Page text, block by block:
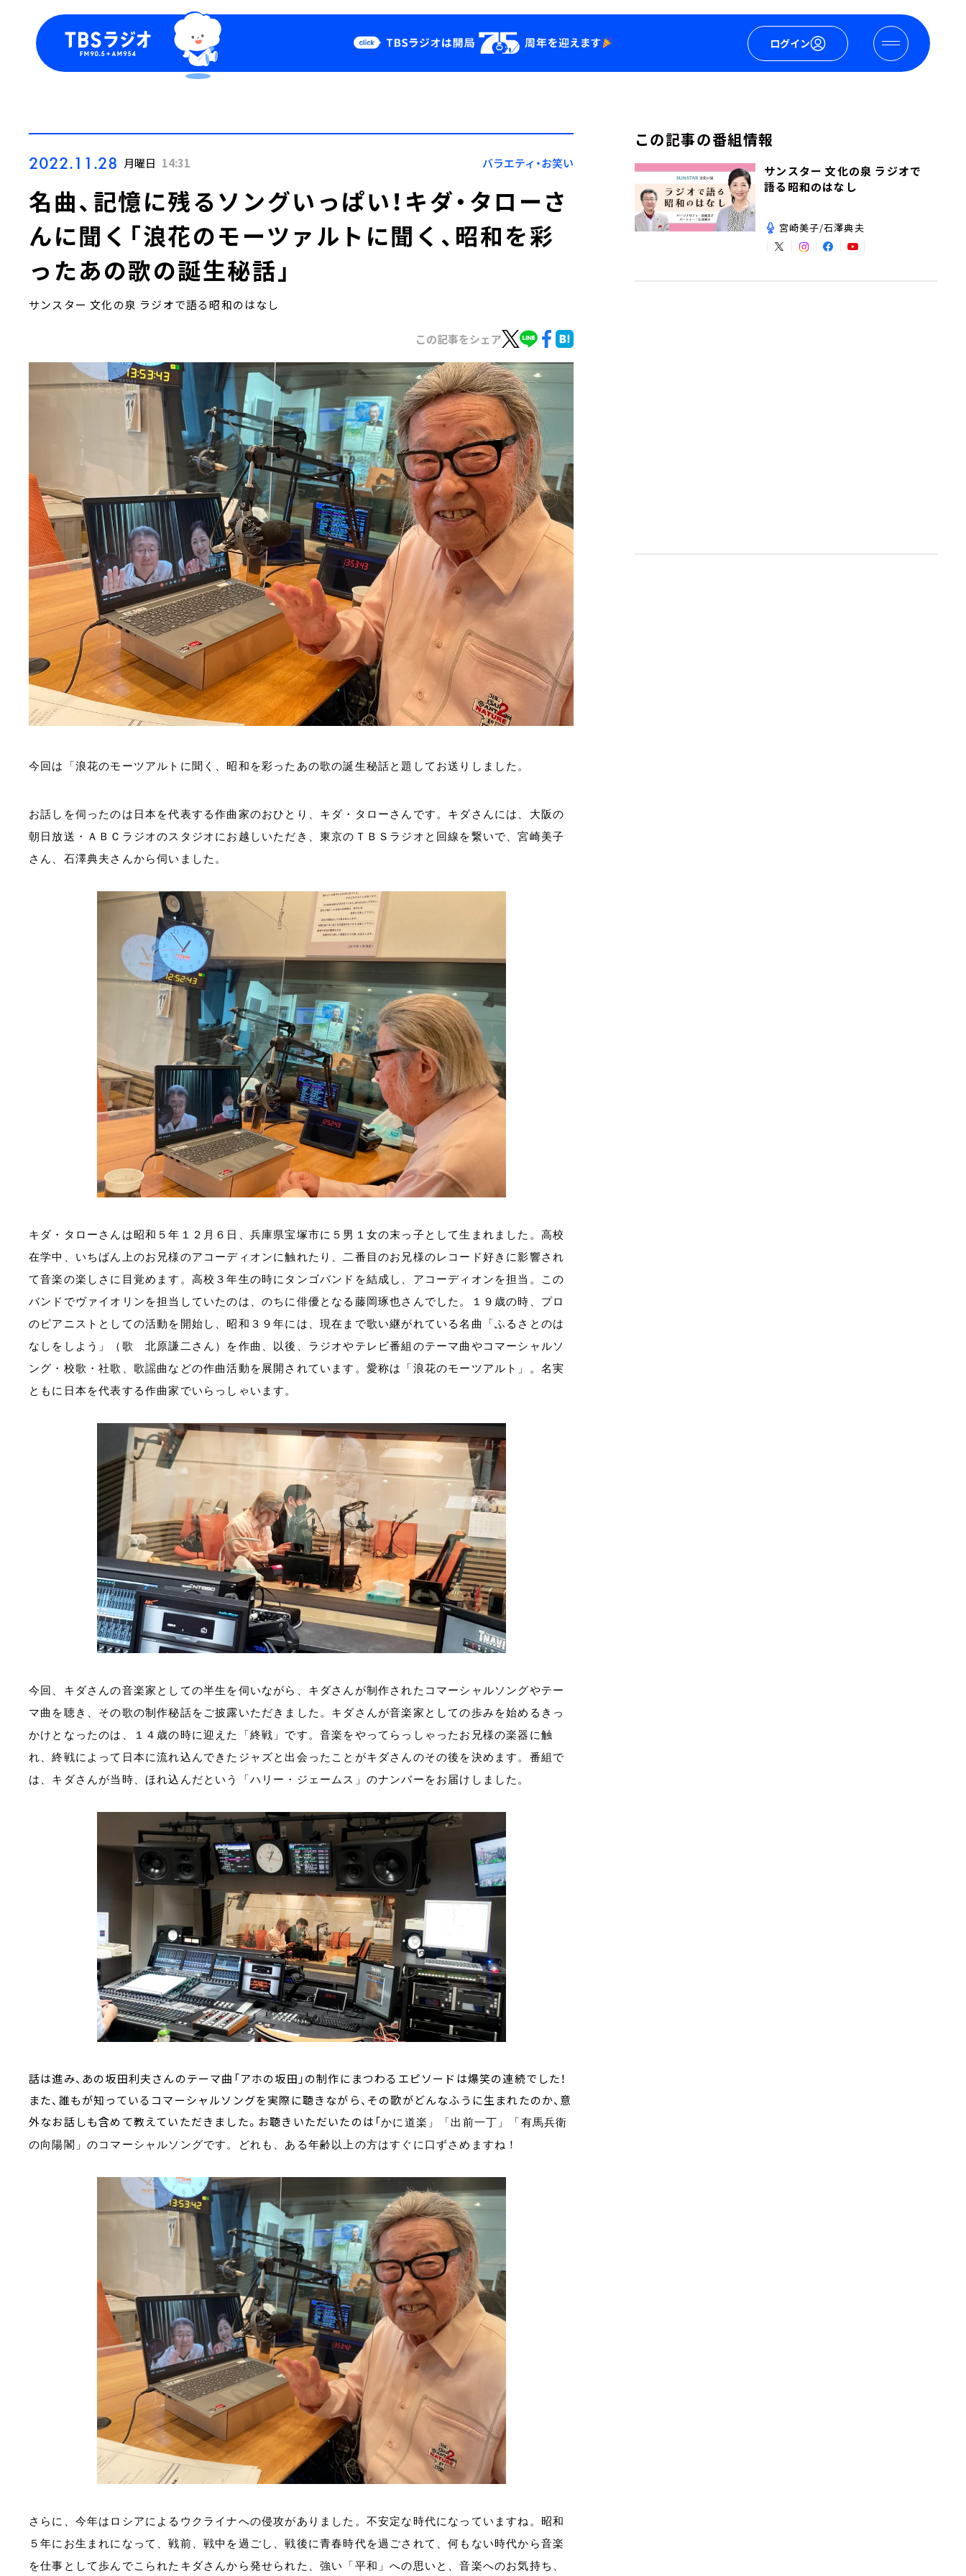
ログイン
Podcast
YouTube
会社情報
2022.11.28 月曜日 14:31 バラエティ・お笑い
名曲、記憶に残るソングいっぱい！キダ・タローさ
んに聞く「浪花のモーツァルトに聞く、昭和を彩
ったあの歌の誕生秘話」
サンスター 文化の泉 ラジオで語る昭和のはなし
この記事をシェア
今回は「浪花のモーツアルトに聞く、昭和を彩ったあの歌の誕生秘話と題してお送りしました。
お話しを伺ったのは日本を代表する作曲家のおひとり、キダ・タローさんです。キダさんには、大阪の
朝日放送・ＡＢＣラジオのスタジオにお越しいただき、東京のＴＢＳラジオと回線を繋いで、宮崎美子
さん、石澤典夫さんから伺いました。
キダ・タローさんは昭和５年１２月６日、兵庫県宝塚市に５男１女の末っ子として生まれました。高校
在学中、いちばん上のお兄様のアコーディオンに触れたり、二番目のお兄様のレコード好きに影響され
て音楽の楽しさに目覚めます。高校３年生の時にタンゴバンドを結成し、アコーディオンを担当。この
バンドでヴァイオリンを担当していたのは、のちに俳優となる藤岡琢也さんでした。１９歳の時、プロ
のピアニストとしての活動を開始し、昭和３９年には、現在まで歌い継がれている名曲「ふるさとのは
なしをしよう」（歌 北原謙二さん）を作曲、以後、ラジオやテレビ番組のテーマ曲やコマーシャルソ
ング・校歌・社歌、歌謡曲などの作曲活動を展開されています。愛称は「浪花のモーツアルト」。名実
ともに日本を代表する作曲家でいらっしゃいます。
今回、キダさんの音楽家としての半生を伺いながら、キダさんが制作されたコマーシャルソングやテー
マ曲を聴き、その歌の制作秘話をご披露いただきました。キダさんが音楽家としての歩みを始めるきっ
かけとなったのは、１４歳の時に迎えた「終戦」です。音楽をやってらっしゃったお兄様の楽器に触
れ、終戦によって日本に流れ込んできたジャズと出会ったことがキダさんのその後を決めます。番組で
は、キダさんが当時、ほれ込んだという「ハリー・ジェームス」のナンバーをお届けしました。
話は進み、あの坂田利夫さんのテーマ曲「アホの坂田」の制作にまつわるエピソードは爆笑の連続でした！
また、誰もが知っているコマーシャルソングを実際に聴きながら、その歌がどんなふうに生まれたのか、意
外なお話しも含めて教えていただきました。お聴きいただいたのは「かに道楽」「出前一丁」「有馬兵衛
の向陽閣」のコマーシャルソングです。どれも、ある年齢以上の方はすぐに口ずさめますね！
さらに、今年はロシアによるウクライナへの侵攻がありました。不安定な時代になっていますね。昭和
５年にお生まれになって、戦前、戦中を過ごし、戦後に青春時代を過ごされて、何もない時代から音楽
を仕事として歩んでこられたキダさんから発せられた、強い「平和」への思いと、音楽へのお気持ち、
この記事の番組情報
サンスター 文化の泉 ラジオで
語る昭和のはなし
宮崎美子/石澤典夫